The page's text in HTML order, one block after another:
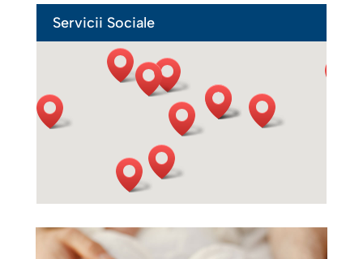
Servicii Sociale